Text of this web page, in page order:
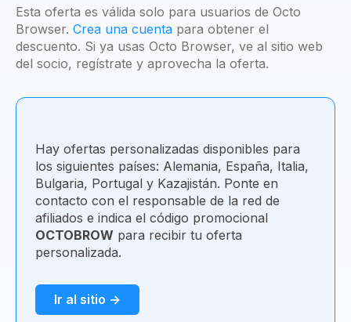
Esta oferta es válida solo para usuarios de Octo
Browser. Crea una cuenta para obtener el
descuento. Si ya usas Octo Browser, ve al sitio web
del socio, regístrate y aprovecha la oferta.
Hay ofertas personalizadas disponibles para
los siguientes países: Alemania, España, Italia,
Bulgaria, Portugal y Kazajistán. Ponte en
contacto con el responsable de la red de
afiliados e indica el código promocional
OCTOBROW para recibir tu oferta
personalizada.
Ir al sitio →